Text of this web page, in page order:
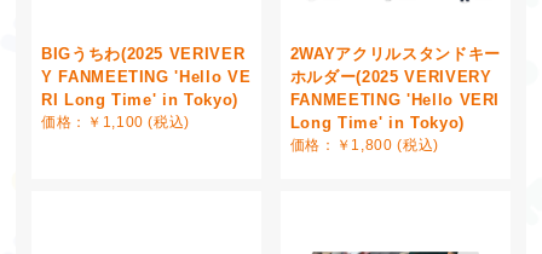
BIGうちわ(2025 VERIVER
Y FANMEETING 'Hello VE
RI Long Time' in Tokyo)
価格：￥1,100 (税込)
2WAYアクリルスタンドキー
ホルダー(2025 VERIVERY
FANMEETING 'Hello VERI
Long Time' in Tokyo)
価格：￥1,800 (税込)